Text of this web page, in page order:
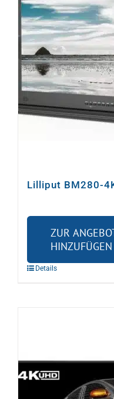
nach:
Lilliput BM280-
ZUR
HINZUFÜGEN
Details